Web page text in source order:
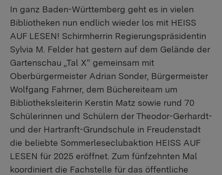
In ganz Baden-Württemberg geht es in vielen
Bibliotheken nun endlich wieder los mit HEISS
AUF LESEN! Schirmherrin Regierungspräsidentin
Sylvia M. Felder hat gestern auf dem Gelände der
Gartenschau „Tal X“ gemeinsam mit
Oberbürgermeister Adrian Sonder, Bürgermeister
Wolfgang Fahrner, dem Büchereiteam um
Bibliotheksleiterin Kerstin Matz sowie rund 70
Schülerinnen und Schülern der Theodor-Gerhardt-
und der Hartranft-Grundschule in Freudenstadt
die beliebte Sommerleseclubaktion HEISS AUF
LESEN für 2025 eröffnet. Zum fünfzehnten Mal
koordiniert die Fachstelle für das öffentliche